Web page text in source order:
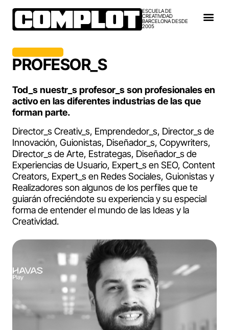
ESCUELA DE
CREATIVIDAD
BARCELONA DESDE
2005
PROFESOR_S​
Tod_s nuestr_s profesor_s son profesionales en
activo en las diferentes industrias de las que
forman parte.
Director_s Creativ_s, Emprendedor_s, Director_s de
Innovación, Guionistas, Diseñador_s, Copywriters,
Director_s de Arte, Estrategas, Diseñador_s de
Experiencias de Usuario, Expert_s en SEO, Content
Creators, Expert_s en Redes Sociales, Guionistas y
Realizadores son algunos de los perfiles que te
guiarán ofreciéndote su experiencia y su especial
forma de entender el mundo de las Ideas y la
Creatividad.